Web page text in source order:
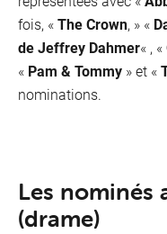
fois, «The Crown, » «
de Jeffrey Dahmer« , «
« Pam & Tommy » et «
nominations.
Les nominés
(drame)